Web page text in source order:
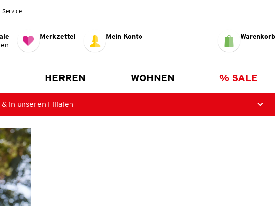
Service
Merkzettel Mein Konto Warenkorb
HERREN WOHNEN % SALE
in unseren Filialen